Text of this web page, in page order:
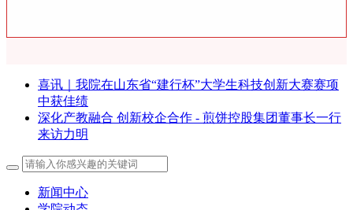
喜讯｜我院在山东省“建行杯”大学生科技创新大赛赛项
中获佳绩
深化产教融合 创新校企合作 - 煎饼控股集团董事长一行
来访力明
新闻中心